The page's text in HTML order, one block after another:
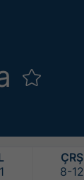
ÇRŞ
8-12